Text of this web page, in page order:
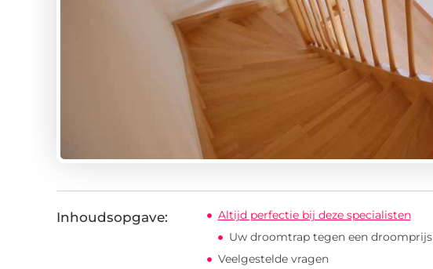
Inhoudsopgave:
Altijd perfectie bij deze specialisten
Uw droomtrap tegen een droomprijs
Veelgestelde vragen